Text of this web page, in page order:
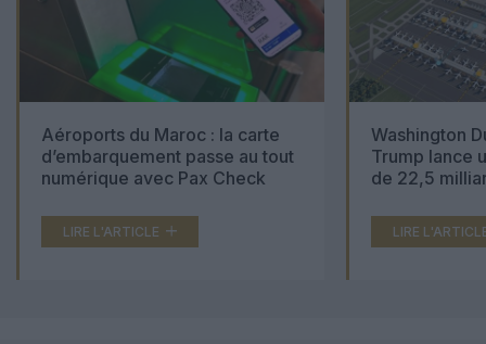
Aéroports du Maroc : la carte
d’embarquement passe au tout
numérique avec Pax Check
LIRE L'ARTICLE
Washington
Trump lance
de 22,5
LIRE